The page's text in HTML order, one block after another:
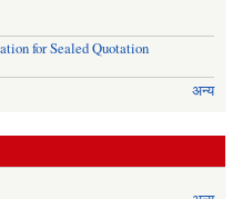
for Sealed Quotation
अन्य